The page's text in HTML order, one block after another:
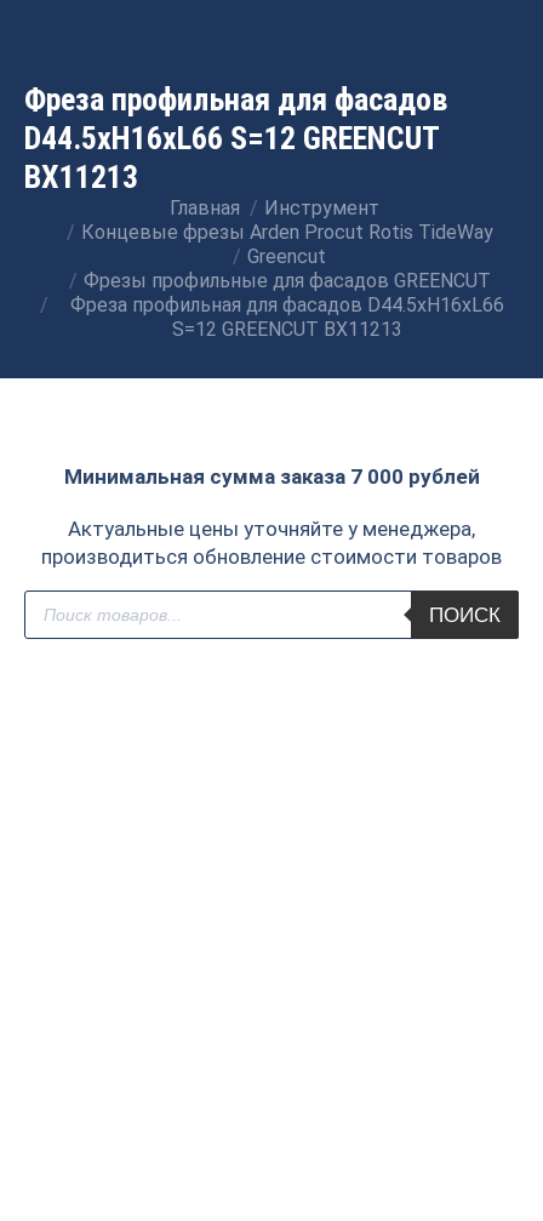
Фреза профильная для фасадов
D44.5xH16xL66 S=12 GREENCUT
BX11213
Главная
Инструмент
Концевые фрезы Arden Procut Rotis TideWay
Greencut
Фрезы профильные для фасадов GREENCUT
Фреза профильная для фасадов D44.5xH16xL66
S=12 GREENCUT BX11213
Минимальная сумма заказа 7 000 рублей
Актуальные цены уточняйте у менеджера,
производиться обновление стоимости товаров
Поиск
товаров
ПОИСК